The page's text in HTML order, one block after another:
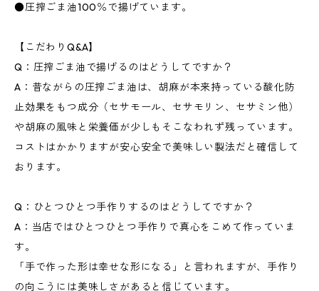
●圧搾ごま油100％で揚げています。
【こだわりQ&A】
Q：圧搾ごま油で揚げるのはどうしてですか？
A：昔ながらの圧搾ごま油は、胡麻が本来持っている酸化防
止効果をもつ成分（セサモール、セサモリン、セサミン他）
や胡麻の風味と栄養価が少しもそこなわれず残っています。
コストはかかりますが安心安全で美味しい製法だと確信して
おります。
Q：ひとつひとつ手作りするのはどうしてですか？
A：当店ではひとつひとつ手作りで真心をこめて作っていま
す。
「手で作った形は幸せな形になる」と言われますが、手作り
の向こうには美味しさがあると信じています。